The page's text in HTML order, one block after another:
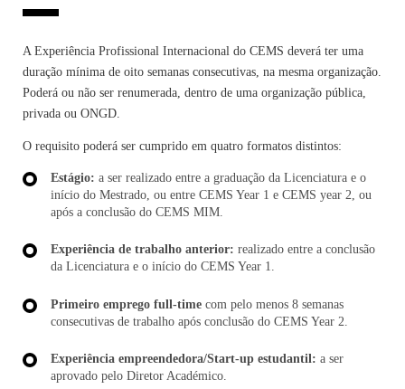
A Experiência Profissional Internacional do CEMS deverá ter uma
duração mínima de oito semanas consecutivas, na mesma organização.
Poderá ou não ser renumerada, dentro de uma organização pública,
privada ou ONGD.
O requisito poderá ser cumprido em quatro formatos distintos:
Estágio: a ser realizado entre a graduação da Licenciatura e o
início do Mestrado, ou entre CEMS Year 1 e CEMS year 2, ou
após a conclusão do CEMS MIM.
Experiência de trabalho anterior: realizado entre a conclusão
da Licenciatura e o início do CEMS Year 1.
Primeiro emprego full-timecom pelo menos 8 semanas
consecutivas de trabalho após conclusão do CEMS Year 2.
Experiência empreendedora/Start-up estudantil: a ser
aprovado pelo Diretor Académico.